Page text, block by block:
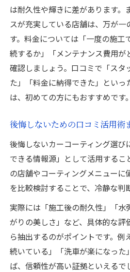
は耐久性や輝きに差があります。
スが充実している店舗は、万が一
す。料金については「一度の施工
続するか」「メンテナンス費用が
確認しましょう。口コミで「スタ
た」「料金に納得できた」とい
は、初めての方にもおすすめです。
後悔しないための口コミ活用術
後悔しないカーコーティング選び
できる情報源」として活用するこ
の店舗やコーティングメニューに
を比較検討することで、冷静な判
実際には「施工後の耐久性」「水
がりの美しさ」など、具体的な評
ら抽出するのがポイントです。例
続いている」「洗車が楽になった
ば、信頼性が高い証拠といえるで